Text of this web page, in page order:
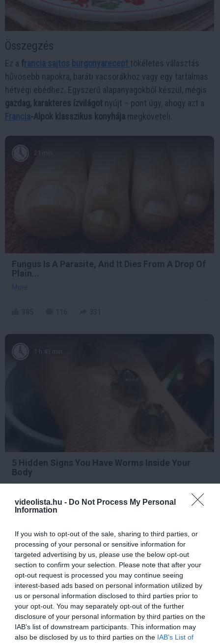
videolista.hu - Do Not Process My Personal
Information
If you wish to opt-out of the sale, sharing to third parties, or
processing of your personal or sensitive information for
targeted advertising by us, please use the below opt-out
section to confirm your selection. Please note that after your
opt-out request is processed you may continue seeing
interest-based ads based on personal information utilized by
us or personal information disclosed to third parties prior to
your opt-out. You may separately opt-out of the further
disclosure of your personal information by third parties on the
IAB’s list of downstream participants. This information may
also be disclosed by us to third parties on the IAB’s List of
Összegzés
Ez a francia sajtos burgonyarecept tökéletes választás
hűvösebb napokra, baráti vacsorákhoz vagy egy tartalmas
hétvégi ebédhez. Egyszerű alapanyagokból készül, mégis
gazdag, karakteres ízvilágot nyújt – pont úgy, ahogy azt a
Francia-Alpok klasszikus konyhája megköveteli.
21 min
Fungus Is A Parasite, And It Dies From A Drop Of
Plain...
More
1 h 43 min
5 Hidden Signs You Have Worms Inside Your
Body
More
440 29
1 h 49 min